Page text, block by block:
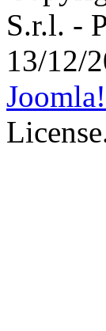
S.r.l. -
13/12/
Joomla!